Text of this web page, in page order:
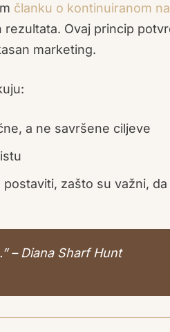
članku o kontinuiranom
Ovaj princip
marketing.
a ne savršene ciljeve
zašto su važni,
– Diana Sharf Hunt